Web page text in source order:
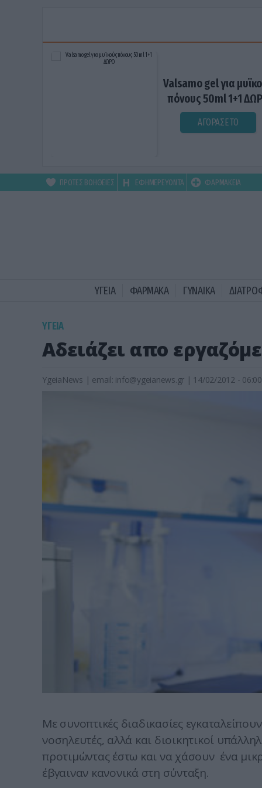
Valsamo gel για
πόνους 50ml 1+1
ΑΓΟΡΑΣΕ ΤΟ
ΠΡΩΤΕΣ ΒΟΗΘΕΙΕΣ ΕΦΗΜΕΡΕΥΟΝΤΑ ΦΑΡΜΑΚΕΙΑ
ΥΓΕΙΑ ΦΑΡΜΑΚΑ ΓΥΝΑΙΚΑ
ΥΓΕΙΑ
Αδειάζει απο
YgeiaNews | email: info@ygeianews.gr | 14/02/2012 - 06:00
Με συνοπτικές διαδικασίες
νοσηλευτές, αλλά και διοικητικοί
προτιμώντας έστω και να χάσουν ένα
έβγαιναν κανονικά στη σύνταξη.